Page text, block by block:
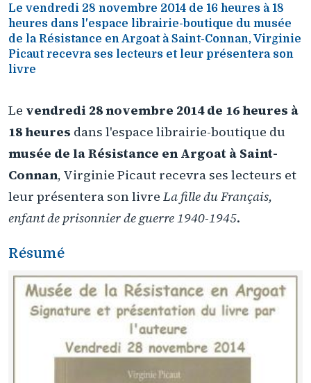
Le vendredi 28 novembre 2014 de 16 heures à 18
heures dans l'espace librairie-boutique du musée
de la Résistance en Argoat à Saint-Connan, Virginie
Picaut recevra ses lecteurs et leur présentera son
livre
Le vendredi 28 novembre 2014 de 16 heures à
18 heures dans l'espace librairie-boutique du
musée de la Résistance en Argoat à Saint-
Connan, Virginie Picaut recevra ses lecteurs et
leur présentera son livre La fille du Français,
enfant de prisonnier de guerre 1940-1945.
Résumé